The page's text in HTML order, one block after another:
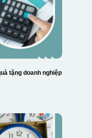
tặng doanh nghiệp